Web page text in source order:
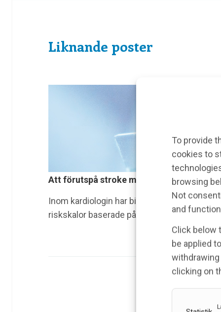
To provide
cookies to
browsing
Not
and
Click below
be applied
withdrawing
clicking on
Liknande poster
Att förutspå stroke med ett blodprov
Inom kardiologin har biomarkörbaserade
riskskalor baserade på endast klinisk